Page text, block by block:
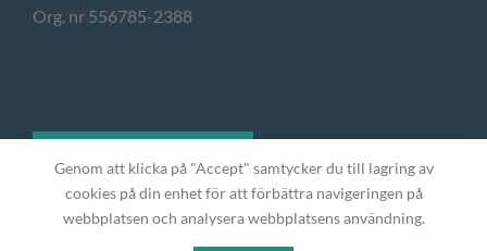
Org. nr 556785-2388
Genom att klicka på "Accept" samtycker du till lagring av
cookies på din enhet för att förbättra navigeringen på
webbplatsen och analysera webbplatsens användning.